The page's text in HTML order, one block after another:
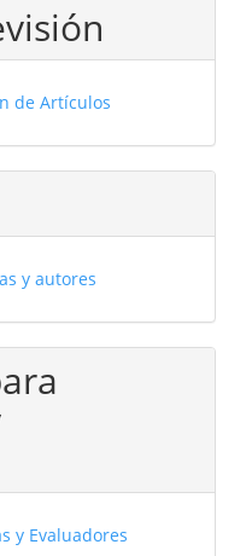
de Artículos
y autores
y Evaluadores